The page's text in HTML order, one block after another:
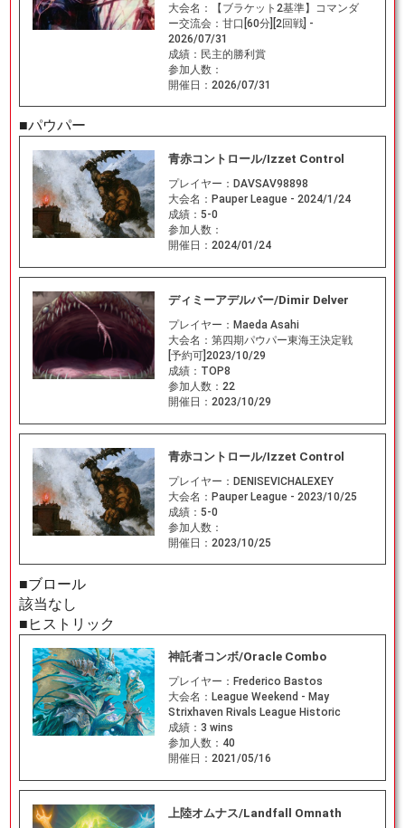
大会名：
【ブラケット2基準】コマンダ
ー交流会：甘口[60分][2回戦] -
2026/07/31
成績： 民主的勝利賞
参加人数：
開催日： 2026/07/31
■パウパー
青赤コントロール/Izzet Control
プレイヤー： DAVSAV98898
大会名： Pauper League - 2024/1/24
成績： 5-0
参加人数：
開催日： 2024/01/24
ディミーアデルバー/Dimir Delver
プレイヤー： Maeda Asahi
大会名： 第四期パウパー東海王決定戦
[予約可]2023/10/29
成績： TOP8
参加人数： 22
開催日： 2023/10/29
青赤コントロール/Izzet Control
プレイヤー： DENISEVICHALEXEY
大会名： Pauper League - 2023/10/25
成績： 5-0
参加人数：
開催日： 2023/10/25
■ブロール
該当なし
■ヒストリック
神託者コンボ/Oracle Combo
プレイヤー： Frederico Bastos
大会名： League Weekend - May
Strixhaven Rivals League Historic
成績： 3 wins
参加人数： 40
開催日： 2021/05/16
上陸オムナス/Landfall Omnath